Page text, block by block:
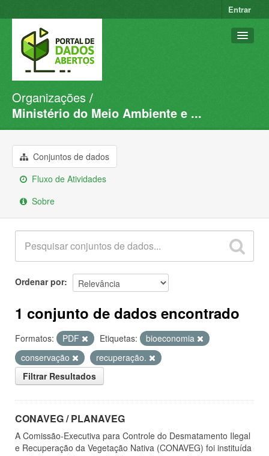
Entrar
Conjuntos de dados
Organizações
Sobre
Organizações
Ministério do Meio Ambiente e ...
Conjuntos de dados
Fluxo de Atividades
Sobre
Ordenar por
1 conjunto de dados encontrado
Formatos: PDF Etiquetas:
bioeconomia
conservação
recuperação.
Filtrar Resultados
CONAVEG / PLANAVEG
A Comissão-Executiva para Controle do Desmatamento Ilegal
e Recuperação da Vegetação Nativa (CONAVEG) foi instituída